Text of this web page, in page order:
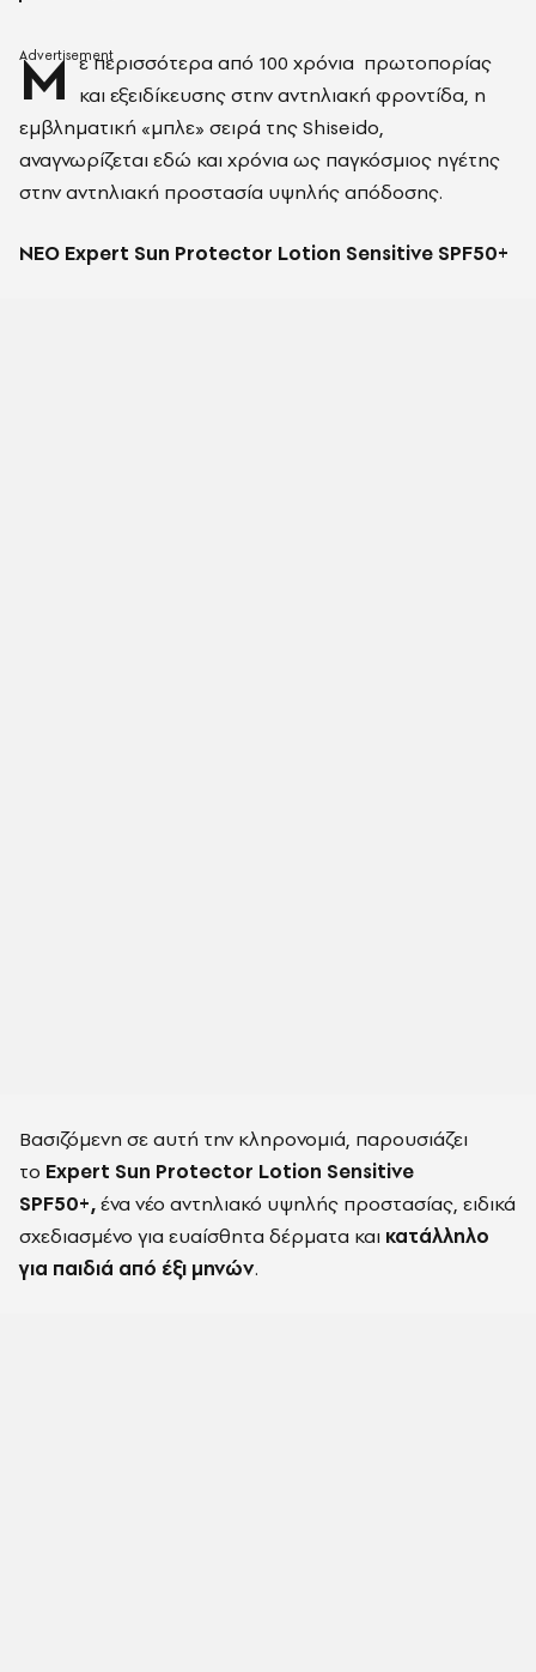
Μ ε περισσότερα από 100 χρόνια πρωτοπορίας
και εξειδίκευσης στην αντηλιακή φροντίδα, η
εμβληματική «μπλε» σειρά της Shiseido,
αναγνωρίζεται εδώ και χρόνια ως παγκόσμιος ηγέτης
στην αντηλιακή προστασία υψηλής απόδοσης.
ΝΕΟ Expert Sun Protector Lotion Sensitive SPF50+
Βασιζόμενη σε αυτή την κληρονομιά, παρουσιάζει
το Expert Sun Protector Lotion Sensitive
SPF50+,ένα νέο αντηλιακό υψηλής προστασίας, ειδικά
σχεδιασμένο για ευαίσθητα δέρματα και κατάλληλο
για παιδιά από έξι μηνών.